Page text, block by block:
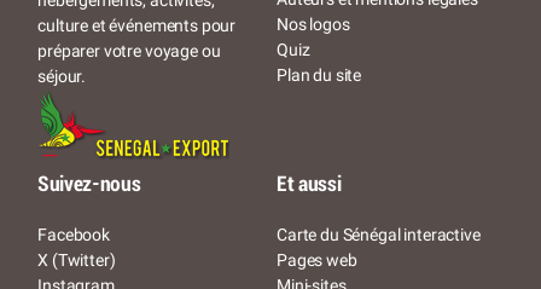
culture et événements pour
préparer votre voyage ou
séjour.
Nos logos
Quiz
Plan du site
Suivez-nous
Facebook
X (Twitter)
Instagram
Et aussi
Carte du Sénégal interactive
Pages web
Mini-sites